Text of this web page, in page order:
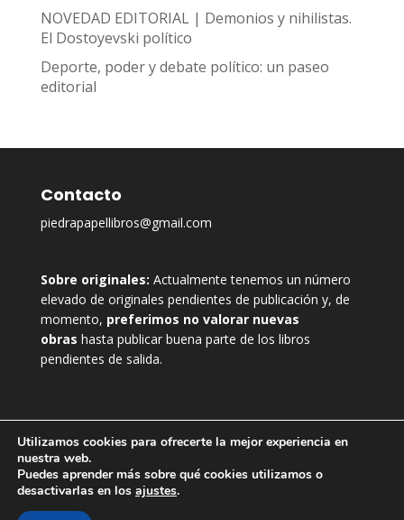
NOVEDAD EDITORIAL | Demonios y nihilistas.
El Dostoyevski político
Deporte, poder y debate político: un paseo
editorial
Contacto
piedrapapellibros@gmail.com
Sobre originales: Actualmente tenemos un número
elevado de originales pendientes de publicación y, de
momento, preferimos no valorar nuevas
obras hasta publicar buena parte de los libros
pendientes de salida.
Utilizamos cookies para ofrecerte la mejor experiencia en
nuestra web.
Puedes aprender más sobre qué cookies utilizamos o
desactivarlas en los ajustes.